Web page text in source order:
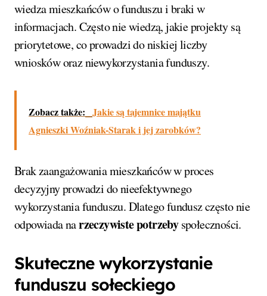
wiedza mieszkańców o funduszu i braki w
informacjach. Często nie wiedzą, jakie projekty są
priorytetowe, co prowadzi do niskiej liczby
wniosków oraz niewykorzystania funduszy.
Zobacz także: Jakie są tajemnice majątku
Agnieszki Woźniak-Starak i jej zarobków?
Brak zaangażowania mieszkańców w proces
decyzyjny prowadzi do nieefektywnego
wykorzystania funduszu. Dlatego fundusz często nie
odpowiada narzeczywiste potrzebyspołeczności.
Skuteczne wykorzystanie
funduszu sołeckiego